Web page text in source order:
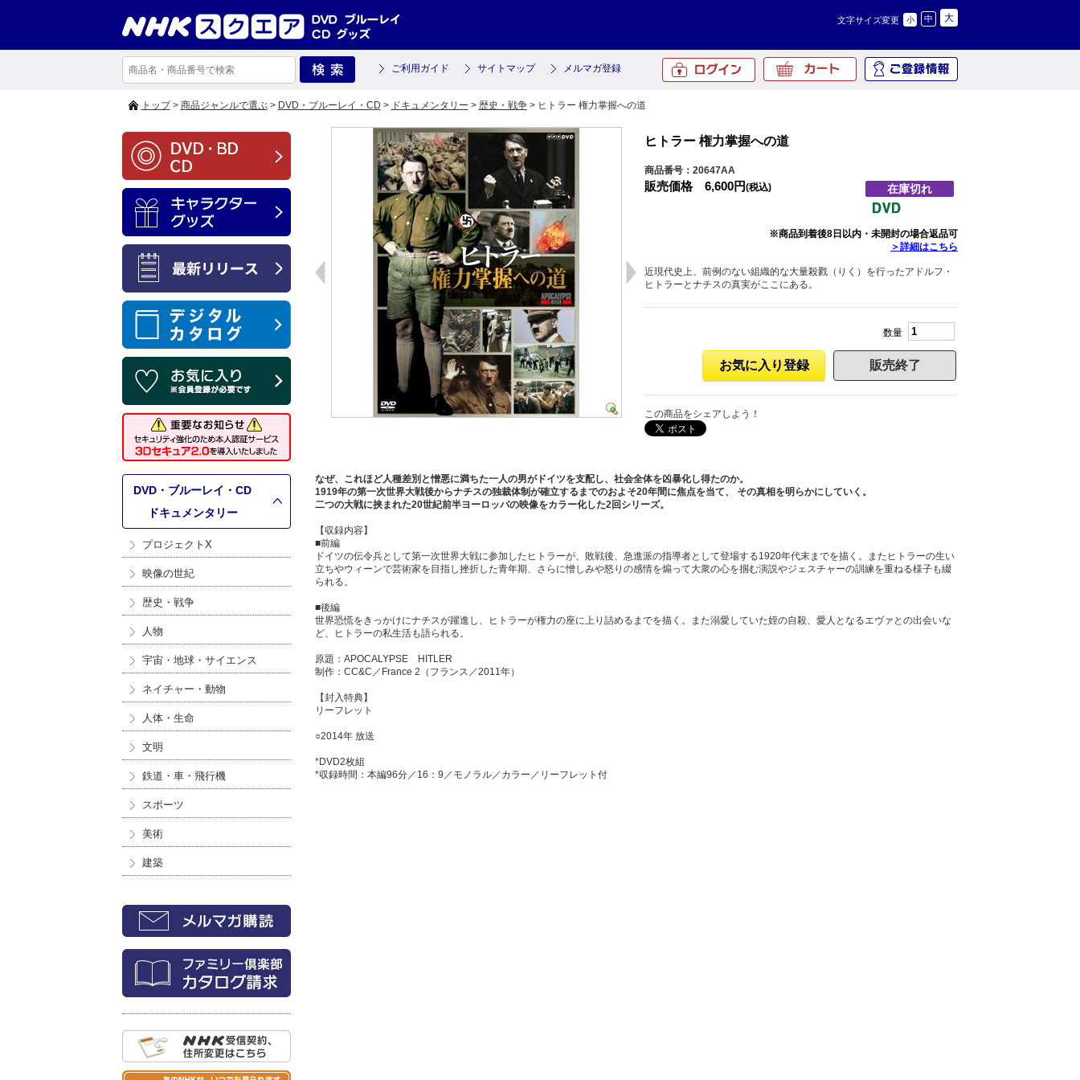
文字サイズ変更 小 中 大
ご利用ガイド サイトマップ メルマガ登録
トップ> 商品ジャンルで選ぶ> DVD・ブルーレイ・CD > ドキュメンタリー > 歴史・戦争> ヒトラー 権力掌握への道
DVD・ブルーレイ・CD
ドキュメンタリー
プロジェクトX
映像の世紀
歴史・戦争
人物
宇宙・地球・サイエンス
ネイチャー・動物
人体・生命
文明
鉄道・車・飛行機
スポーツ
美術
建築
ヒトラー 権力掌握への道
商品番号：20647AA
販売価格 6,600円(税込) 在庫切れ
※商品到着後8日以内・未開封の場合返品可
＞詳細はこちら
近現代史上、前例のない組織的な大量殺戮（りく）を行ったアドルフ・
ヒトラーとナチスの真実がここにある。
数量
販売終了
お気に入り登録
この商品をシェアしよう！
なぜ、これほど人種差別と憎悪に満ちた一人の男がドイツを支配し、社会全体を凶暴化し得たのか。
1919年の第一次世界大戦後からナチスの独裁体制が確立するまでのおよそ20年間に焦点を当て、 その真相を明らかにしていく。
二つの大戦に挟まれた20世紀前半ヨーロッパの映像をカラー化した2回シリーズ。
【収録内容】
■前編
ドイツの伝令兵として第一次世界大戦に参加したヒトラーが、敗戦後、急進派の指導者として登場する1920年代末までを描く。またヒトラーの生い
立ちやウィーンで芸術家を目指し挫折した青年期、さらに憎しみや怒りの感情を煽って大衆の心を掴む演説やジェスチャーの訓練を重ねる様子も綴
られる。
■後編
世界恐慌をきっかけにナチスが躍進し、ヒトラーが権力の座に上り詰めるまでを描く。また溺愛していた姪の自殺、愛人となるエヴァとの出会いな
ど、ヒトラーの私生活も語られる。
原題：APOCALYPSE HITLER
制作：CC&C／France 2（フランス／2011年）
【封入特典】
リーフレット
○2014年 放送
*DVD2枚組
*収録時間：本編96分／16：9／モノラル／カラー／リーフレット付